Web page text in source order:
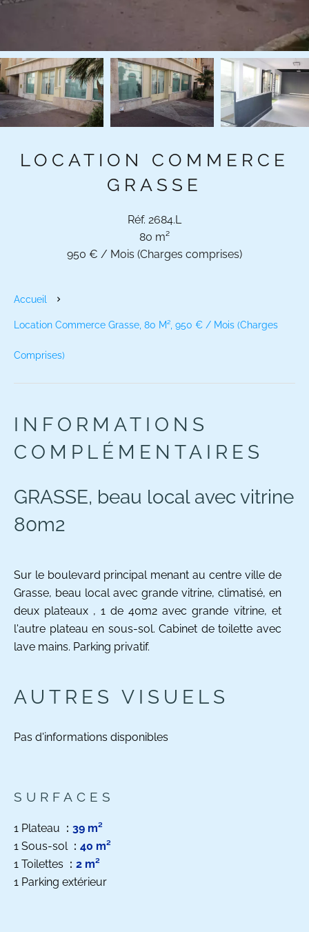
LOCATION COMMERCE
GRASSE
Réf. 2684.L
80 m²
950 € / Mois (Charges comprises)
Accueil
Location Commerce Grasse, 80 M², 950 € / Mois (Charges
Comprises)
INFORMATIONS
COMPLÉMENTAIRES
GRASSE, beau local avec vitrine
80m2
Sur le boulevard principal menant au centre ville de
Grasse, beau local avec grande vitrine, climatisé, en
deux plateaux , 1 de 40m2 avec grande vitrine, et
l'autre plateau en sous-sol. Cabinet de toilette avec
lave mains. Parking privatif.
AUTRES VISUELS
Pas d'informations disponibles
SURFACES
1 Plateau
39 m²
1 Sous-sol
40 m²
1 Toilettes
2 m²
1 Parking extérieur